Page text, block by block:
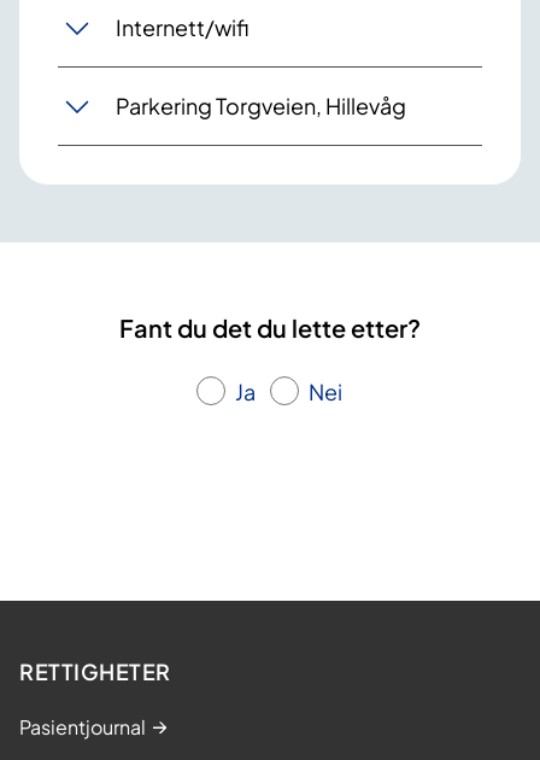
Internett/wifi
Parkering Torgveien, Hillevåg
Fant du det du lette etter?
Ja Nei
RETTIGHETER
Pasientjournal